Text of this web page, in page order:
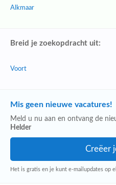
Alkmaar
Breid je zoekopdracht uit:
Voort
Mis geen nieuwe vacatures!
Meld u nu aan en ontvang de
Helder
Het is gratis en je kunt e-mailupdates op